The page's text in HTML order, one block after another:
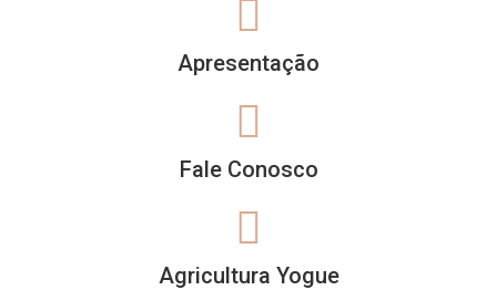
Apresentação
Fale Conosco
Agricultura Yogue